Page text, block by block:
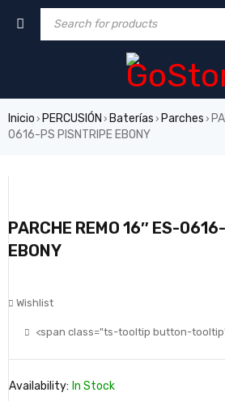
Inicio › PERCUSIÓN › Baterías › Parches ›
0616-PS PISNTRIPE EBONY
PARCHE REMO 16″ ES-
EBONY
Wishlist
<span class="ts-tooltip button-
Availability: In Stock